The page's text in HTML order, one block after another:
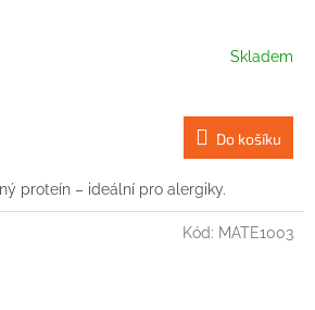
Skladem
Do košíku
proteín – ideální pro alergiky.
Kód: MATE1003